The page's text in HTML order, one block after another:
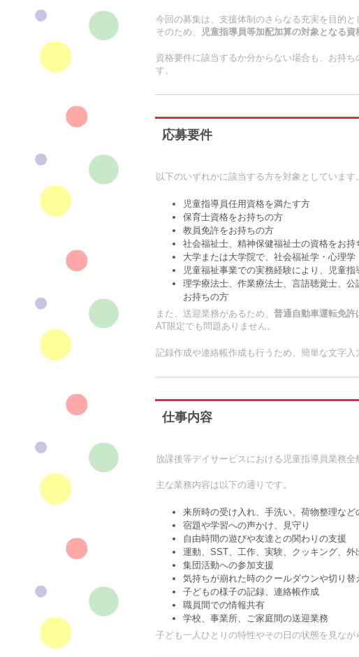
今回の募集は、支援体制のさらなる充実を目的と
そのため、
児童指導員等加配加算の対象となる
資格要件に該当するか分からない場合も、お持
す。
応募要件
以下のいずれかに該当する方を対象としています。
児童指導員任用資格を満たす方
保育士資格をお持ちの方
教員免許をお持ちの方
社会福祉士、精神保健福祉士の資格をお持
大学または大学院で、社会福祉学・心理
児童福祉事業での実務経験により、児童
理学療法士、作業療法士、言語聴覚士、
お持ちの方
また、送迎業務があるため、普通自動車運転免許
AT限定でも問題ありません。
記録作成や連絡帳作成も行うため、簡単な文字
仕事内容
放課後等デイサービスにおける児童指導員業務全
主な業務内容は以下の通りです。
来所時の受け入れ、手洗い、荷物整理など
宿題や学習への声かけ、見守り
自由時間の遊びや友達との関わりの支援
運動、SST、工作、実験、クッキング、
集団活動への参加支援
気持ちが崩れた時のクールダウンや切り替
子どもの様子の記録、連絡帳作成
職員間での情報共有
学校、事業所、ご家庭間の送迎業務
子ども一人ひとりの特性やその日の状態を見な